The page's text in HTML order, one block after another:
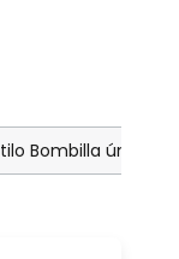
Bombilla única